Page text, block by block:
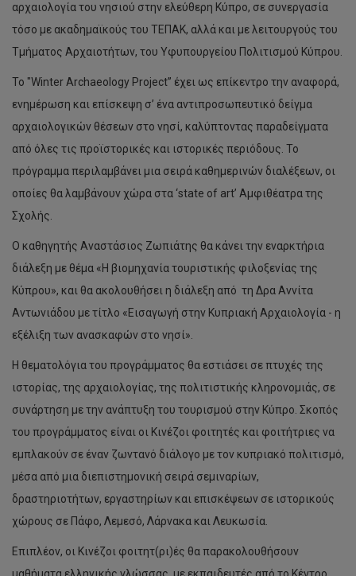
αρχαιολογία του νησιού στην ελεύθερη Κύπρο, σε συνεργασία
τόσο με ακαδημαϊκούς του ΤΕΠΑΚ, αλλά και με λειτουργούς του
Τμήματος Αρχαιοτήτων, του Υφυπουργείου Πολιτισμού Κύπρου.
Το "Winter Archaeology Project” έχει ως επίκεντρο την αναφορά,
ενημέρωση και επίσκεψη σ’ ένα αντιπροσωπευτικό δείγμα
αρχαιολογικών θέσεων στο νησί, καλύπτοντας παραδείγματα
από όλες τις προϊστορικές και ιστορικές περιόδους. Το
πρόγραμμα περιλαμβάνει μια σειρά καθημερινών διαλέξεων, οι
οποίες θα λαμβάνουν χώρα στα ‘state of art’ Αμφιθέατρα της
Σχολής.
Ο καθηγητής Αναστάσιος Ζωπιάτης θα κάνει την εναρκτήρια
διάλεξη με θέμα «Η βιομηχανία τουριστικής φιλοξενίας της
Κύπρου», και θα ακολουθήσει η διάλεξη από τη Δρα Αννίτα
Αντωνιάδου με τίτλο «Εισαγωγή στην Κυπριακή Αρχαιολογία - η
εξέλιξη των ανασκαφών στο νησί».
Η θεματολόγια του προγράμματος θα εστιάσει σε πτυχές της
ιστορίας, της αρχαιολογίας, της πολιτιστικής κληρονομιάς, σε
συνάρτηση με την ανάπτυξη του τουρισμού στην Κύπρο. Σκοπός
του προγράμματος είναι οι Κινέζοι φοιτητές και φοιτήτριες να
εμπλακούν σε έναν ζωντανό διάλογο με τον κυπριακό πολιτισμό,
μέσα από μια διεπιστημονική σειρά σεμιναρίων,
δραστηριοτήτων, εργαστηρίων και επισκέψεων σε ιστορικούς
χώρους σε Πάφο, Λεμεσό, Λάρνακα και Λευκωσία.
Επιπλέον, οι Κινέζοι φοιτητ(ρι)ές θα παρακολουθήσουν